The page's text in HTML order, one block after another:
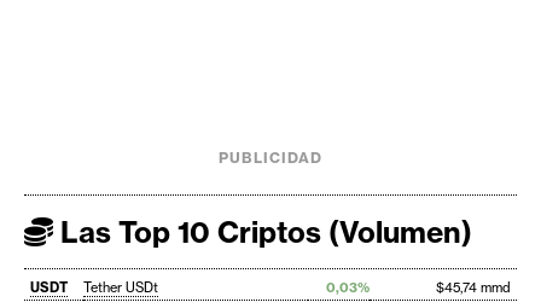
PUBLICIDAD
Las Top 10 Criptos (Volumen)
USDT Tether USDt 0,03%
$45,74 mmd